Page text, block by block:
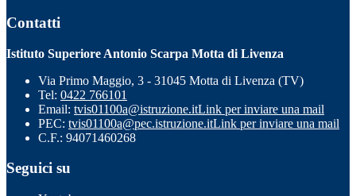
Contatti
Istituto Superiore Antonio Scarpa Motta di Livenza
Via Primo Maggio, 3 - 31045 Motta di Livenza (TV)
Tel: 0422 766101
Email: tvis01100a@istruzione.itLink per inviare una mail
PEC: tvis01100a@pec.istruzione.itLink per inviare una mail
C.F.: 94071460268
Seguici su